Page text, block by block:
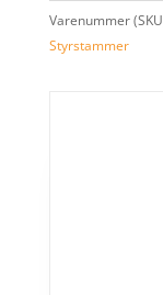
Varenummer
Styrstammer